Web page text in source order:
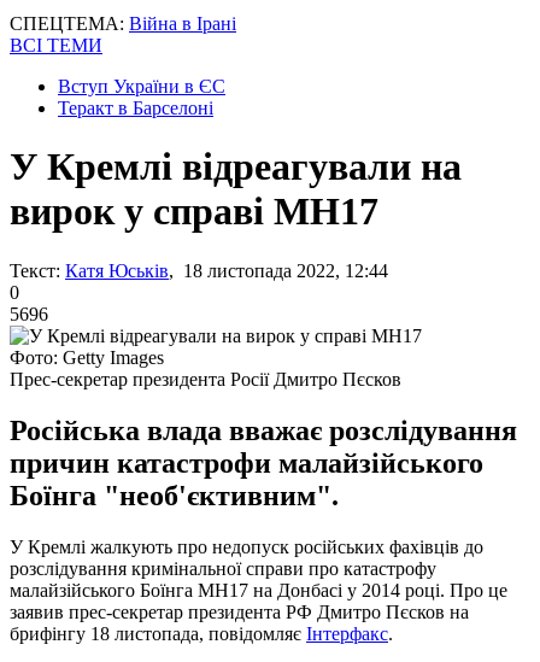
СПЕЦТЕМА: Війна в Ірані
ВСІ ТЕМИ
Вступ України в ЄС
Теракт в Барселоні
У Кремлі відреагували на
вирок у справі МН17
Текст: Катя Юськів, 18 листопада 2022, 12:44
0
5696
Фото: Getty Images
Прес-секретар президента Росії Дмитро Пєсков
Російська влада вважає розслідування
причин катастрофи малайзійського
Боїнга "необ'єктивним".
У Кремлі жалкують про недопуск російських фахівців до
розслідування кримінальної справи про катастрофу
малайзійського Боїнга MH17 на Донбасі у 2014 році. Про це
заявив прес-секретар президента РФ Дмитро Пєсков на
брифінгу 18 листопада, повідомляє Інтерфакс.